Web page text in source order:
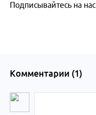
Подписывайтесь на нас
Комментарии (1)